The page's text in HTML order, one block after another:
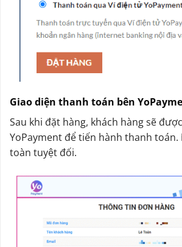
Giao diện thanh toán bên
Sau khi đặt hàng, khách hàng sẽ
YoPayment để tiến hành thanh
toàn tuyệt đối.